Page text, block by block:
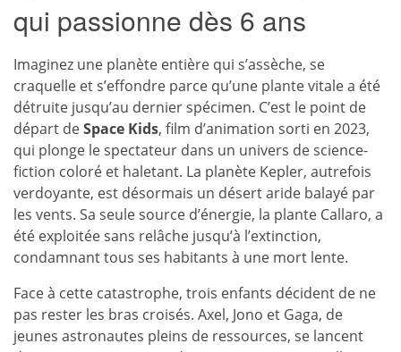
qui passionne dès 6 ans
Imaginez une planète entière qui s’assèche, se
craquelle et s’effondre parce qu’une plante vitale a été
détruite jusqu’au dernier spécimen. C’est le point de
départ deSpace Kids, film d’animation sorti en 2023,
qui plonge le spectateur dans un univers de science-
fiction coloré et haletant. La planète Kepler, autrefois
verdoyante, est désormais un désert aride balayé par
les vents. Sa seule source d’énergie, la plante Callaro, a
été exploitée sans relâche jusqu’à l’extinction,
condamnant tous ses habitants à une mort lente.
Face à cette catastrophe, trois enfants décident de ne
pas rester les bras croisés. Axel, Jono et Gaga, de
jeunes astronautes pleins de ressources, se lancent